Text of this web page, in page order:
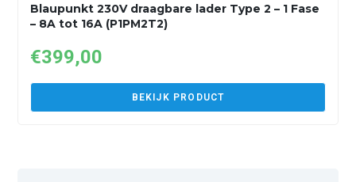
Blaupunkt 230V draagbare lader Type 2 – 1 Fase
– 8A tot 16A (P1PM2T2)
€399,00
BEKIJK PRODUCT